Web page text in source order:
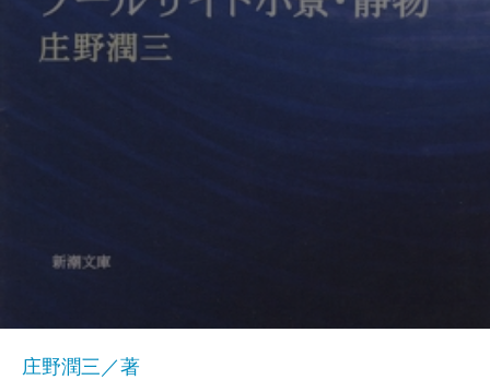
庄野潤三／著